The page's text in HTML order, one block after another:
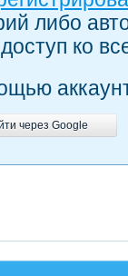
либо
ко
через Google
через Google